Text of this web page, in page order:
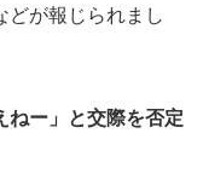
どが報じられまし
ねー」と交際を否定